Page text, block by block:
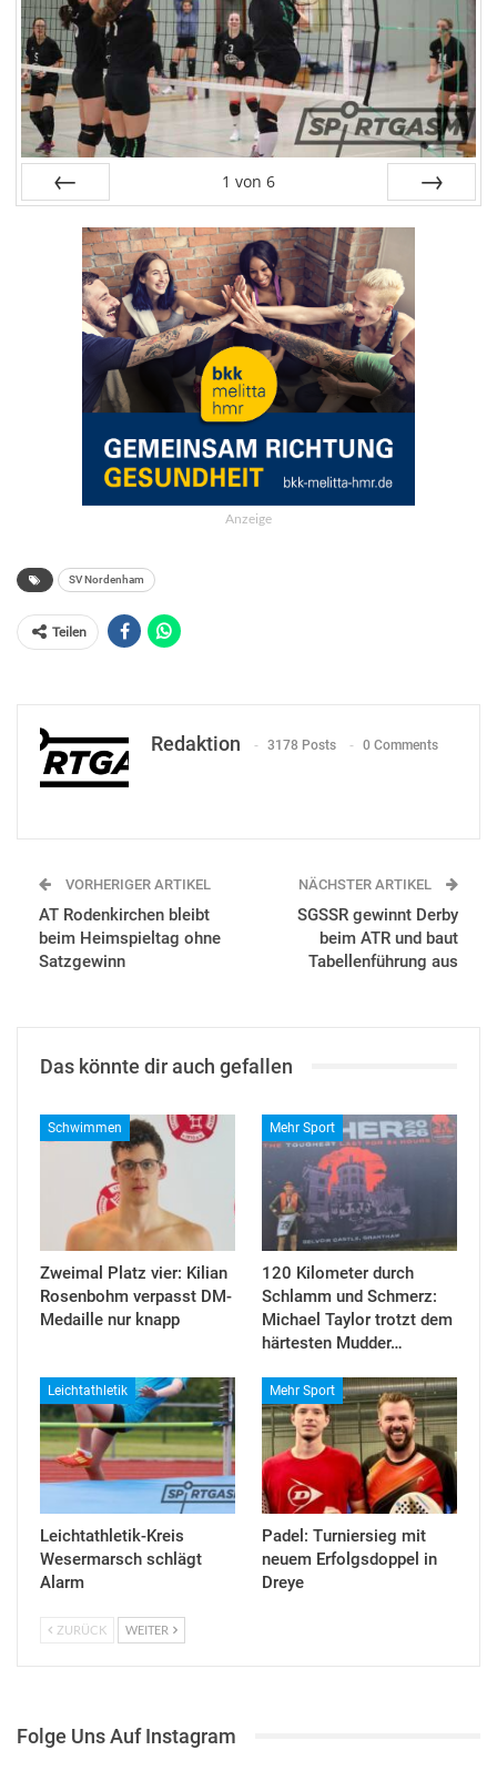
1 von 6
Anzeige
SV Nordenham
Teilen
Redaktion 3178 Posts 0 Comments
VORHERIGER ARTIKEL
AT Rodenkirchen bleibt
beim Heimspieltag ohne
Satzgewinn
NÄCHSTER ARTIKEL
SGSSR gewinnt Derby
beim ATR und baut
Tabellenführung aus
Das könnte dir auch gefallen
Schwimmen
Zweimal Platz vier: Kilian
Rosenbohm verpasst DM-
Medaille nur knapp
Mehr Sport
120 Kilometer durch
Schlamm und Schmerz:
Michael Taylor trotzt dem
härtesten Mudder…
Leichtathletik
Leichtathletik-Kreis
Wesermarsch schlägt
Alarm
Mehr Sport
Padel: Turniersieg mit
neuem Erfolgsdoppel in
Dreye
ZURÜCK WEITER
Folge Uns Auf Instagram